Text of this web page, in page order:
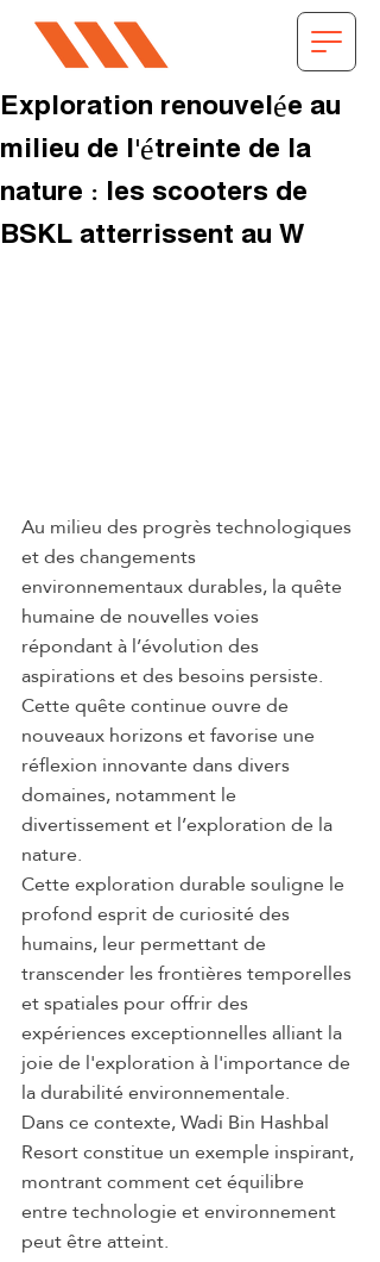
Exploration renouvelée au
milieu de l'étreinte de la
nature : les scooters de
BSKL atterrissent au W
Au milieu des progrès technologiques
et des changements
environnementaux durables, la quête
humaine de nouvelles voies
répondant à l’évolution des
aspirations et des besoins persiste.
Cette quête continue ouvre de
nouveaux horizons et favorise une
réflexion innovante dans divers
domaines, notamment le
divertissement et l’exploration de la
nature.
Cette exploration durable souligne le
profond esprit de curiosité des
humains, leur permettant de
transcender les frontières temporelles
et spatiales pour offrir des
expériences exceptionnelles alliant la
joie de l'exploration à l'importance de
la durabilité environnementale.
Dans ce contexte, Wadi Bin Hashbal
Resort constitue un exemple inspirant,
montrant comment cet équilibre
entre technologie et environnement
peut être atteint.